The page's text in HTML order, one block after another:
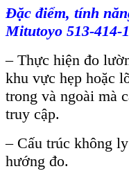
Đặc điểm, tính
Mitutoyo 513-414-
– Thực hiện đo
khu vực hẹp hoặc l
trong và ngoài mà
truy cập.
– Cấu trúc không
hướng đo.